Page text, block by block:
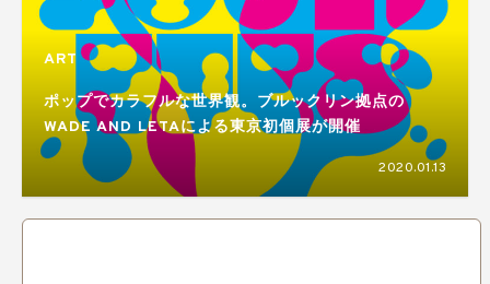
ART
ポップでカラフルな世界観。ブルックリン拠点の
WADE AND LETAによる東京初個展が開催
2020.01.13